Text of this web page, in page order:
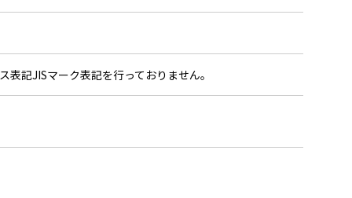
記JISマーク表記を行っておりません。